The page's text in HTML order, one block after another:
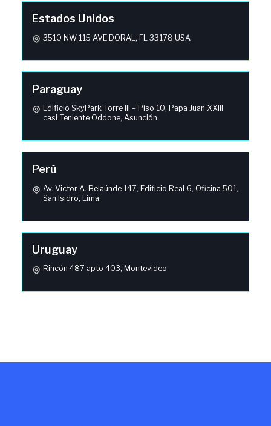
Estados Unidos
3510 NW 115 AVE DORAL, FL 33178 USA
Paraguay
Edificio SkyPark Torre III – Piso 10, Papa Juan XXIII
casi Teniente Oddone, Asunción
Perú
Av. Victor A. Belaúnde 147, Edificio Real 6, Oficina 501,
San Isidro, Lima
Uruguay
Rincón 487 apto 403, Montevideo